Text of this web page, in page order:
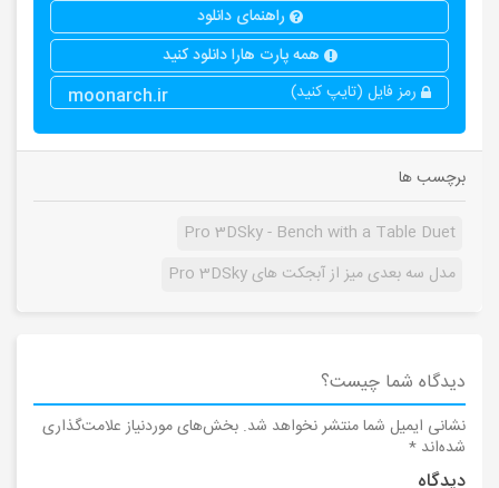
راهنمای دانلود
همه پارت هارا دانلود کنید
رمز فایل (تایپ کنید)
moonarch.ir
برچسب ها
Pro 3DSky - Bench with a Table Duet
مدل سه بعدی میز از آبجکت های Pro 3DSky
دیدگاه شما چیست؟
نشانی ایمیل شما منتشر نخواهد شد. بخش‌های موردنیاز علامت‌گذاری
شده‌اند *